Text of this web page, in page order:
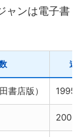
ャンは電子書
連
書店版） 1995
2006